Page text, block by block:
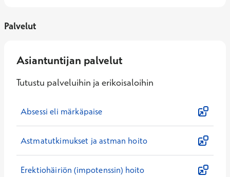
Palvelut
Asiantuntijan palvelut
Tutustu palveluihin ja erikoisaloihin
Absessi eli märkäpaise
Astmatutkimukset ja astman hoito
Erektiohäiriön (impotenssin) hoito